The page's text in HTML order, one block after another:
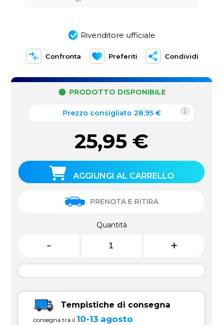
Rivenditore ufficiale
Confronta Preferiti Condividi
PRODOTTO DISPONIBILE
Prezzo consigliato 28,95 €
25,95 €
AGGIUNGI AL CARRELLO
PRENOTA E RITIRA
Quantità
- +
Tempistiche di consegna
consegna tra il 10-13 agosto